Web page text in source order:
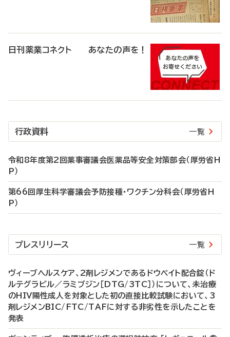
日刊薬業コネクト あなたの声を！
行政資料 一覧
令和8年度第2回薬事審議会医薬品等安全対策部会（厚労省H
P）
第66回厚生科学審議会予防接種・ワクチン分科会（厚労省H
P）
プレスリリース 一覧
ヴィーブヘルスケア、2剤レジメンであるドウベイト配合錠（ド
ルテグラビル／ラミブジン［DTG/3TC］）について、未治療
のHIV陽性成人を対象とした初の直接比較試験において、3
剤レジメンBIC/FTC/TAFに対する非劣性を示したことを
発表